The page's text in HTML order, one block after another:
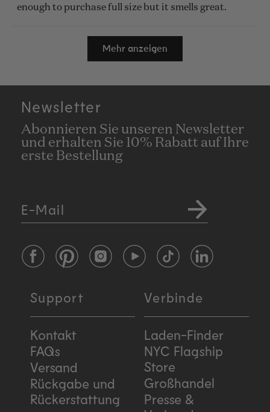
enough to purchase full size but it smells great.
Wird geladen...
Mehr anzeigen
Newsletter
Abonnieren Sie unseren Newsletter
und erhalten Sie 10% Rabatt auf Ihre
erste Bestellung
E-Mail
FacebookPinterestInstagramYouTubeTikTokLinkedIn
Support
Kontakt
FAQs
Versand
Rückgabe und
Rückerstattung
Verbinde
Laden-Finder
NYC Flagship
Store
Großhandel
Presse &